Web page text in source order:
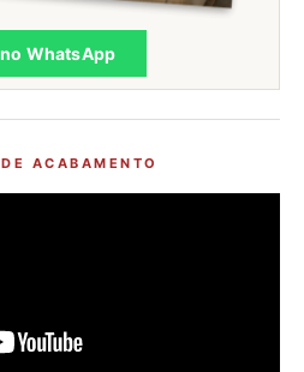
WhatsApp
ACABAMENTO